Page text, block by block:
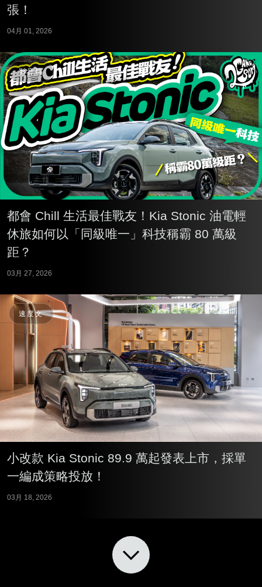
張！
04月 01, 2026
影音輯
都會 Chill 生活最佳戰友！Kia Stonic 油電輕
休旅如何以「同級唯一」科技稱霸 80 萬級
距？
03月 27, 2026
速度文
小改款 Kia Stonic 89.9 萬起發表上市，採單
一編成策略投放！
03月 18, 2026